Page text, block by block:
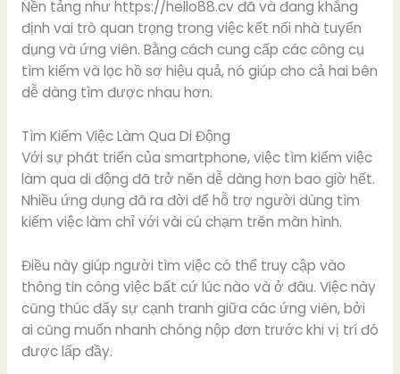
Nền tảng như https://hello88.cv đã và đang khẳng
định vai trò quan trọng trong việc kết nối nhà tuyển
dụng và ứng viên. Bằng cách cung cấp các công cụ
tìm kiếm và lọc hồ sơ hiệu quả, nó giúp cho cả hai bên
dễ dàng tìm được nhau hơn.
Tìm Kiếm Việc Làm Qua Di Động
Với sự phát triển của smartphone, việc tìm kiếm việc
làm qua di động đã trở nên dễ dàng hơn bao giờ hết.
Nhiều ứng dụng đã ra đời để hỗ trợ người dùng tìm
kiếm việc làm chỉ với vài cú chạm trên màn hình.
Điều này giúp người tìm việc có thể truy cập vào
thông tin công việc bất cứ lúc nào và ở đâu. Việc này
cũng thúc đẩy sự cạnh tranh giữa các ứng viên, bởi
ai cũng muốn nhanh chóng nộp đơn trước khi vị trí đó
được lấp đầy.